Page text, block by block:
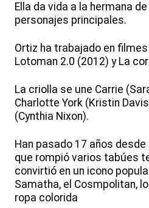
Ella da vida a la hermana
personajes principales.
Ortiz ha trabajado en
Lotoman 2.0 (2012) y La
La criolla se une Carrie
Charlotte York (Kristin
(Cynthia Nixon).
Han pasado 17 años
que rompió varios tabúes
convirtió en un icono
Samatha, el Cosmpolitan,
ropa colorida